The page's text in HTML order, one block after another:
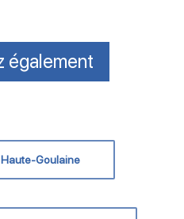
également
Goulaine